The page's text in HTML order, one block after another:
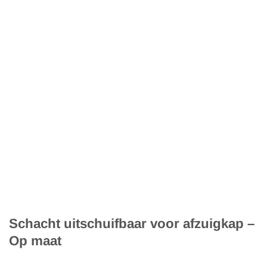
Schacht uitschuifbaar voor afzuigkap –
Op maat